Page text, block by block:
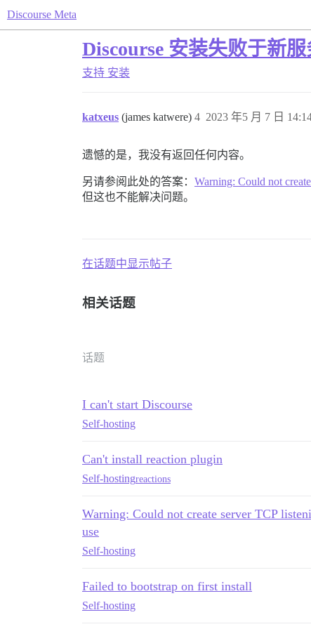
Discourse Meta
Discourse 安装失败于新
支持 安装
katxeus (james katwere) 2023 年5 月 7 日
4
遗憾的是，我没有返回任何内容。
另请参阅此处的答案： Warning: Could not
但这也不能解决问题。
在话题中显示帖子
相关话题
话题
I can't start Discourse
Self-hosting
Can't install reaction plugin
Self-hostingreactions
Warning: Could not create server TCP
use
Self-hosting
Failed to bootstrap on first install
Self-hosting